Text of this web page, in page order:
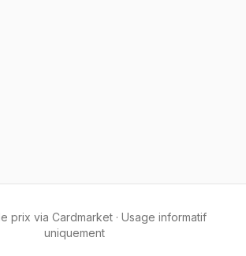
prix via Cardmarket · Usage informatif
uniquement